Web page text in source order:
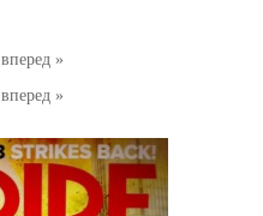
вперед »
вперед »